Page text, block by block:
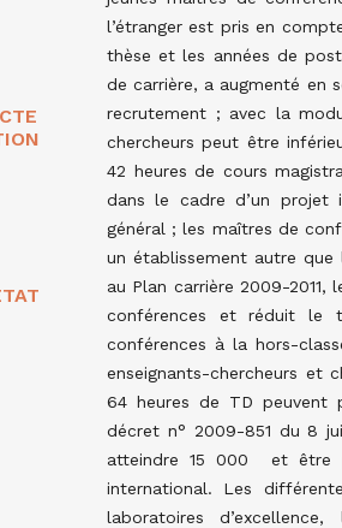
l’étranger est pris en
thèse et les années de
de carrière, a augmenté en
recrutement ; avec la
chercheurs peut être
42 heures de cours
dans le cadre d’un projet
général ; les maîtres de
un établissement autre
au Plan carrière 2009-
conférences et réduit le
conférences à la hors-
enseignants-chercheurs et
64 heures de TD peuvent
décret n° 2009-851 du 8
atteindre 15 000 et être
international. Les
laboratoires